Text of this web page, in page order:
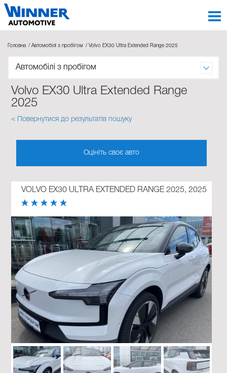
Головна Автомобілі з пробігом Volvo EX30 Ultra Extended Range 2025
Автомобілі з пробігом
Volvo EX30 Ultra Extended Range
2025
< Повернутися до результатів пошуку
Оцініть своє авто
VOLVO EX30 ULTRA EXTENDED RANGE 2025, 2025